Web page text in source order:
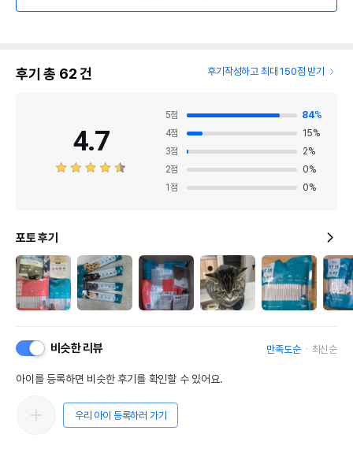
후기 총 62건 후기작성하고 최대 150점 받기
4.7
5점 84%
4점 15%
3점 2%
2점 0%
1 점 0%
포토 후기
비슷한 리뷰 만족도순 최신순
아이를 등록하면 비슷한 후기를 확인할 수 있어요.
우리 아이 등록하러 가기